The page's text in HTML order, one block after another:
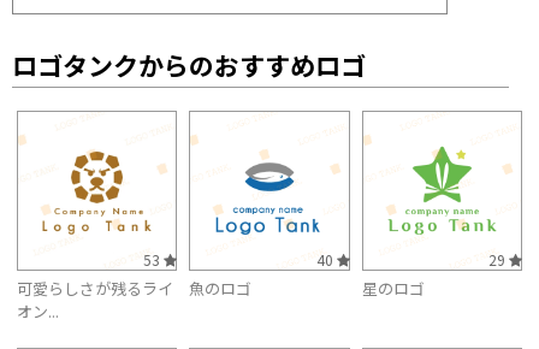
ロゴタンクからのおすすめロゴ
53
可愛らしさが残るライ
オン...
40
魚のロゴ
29
星のロゴ